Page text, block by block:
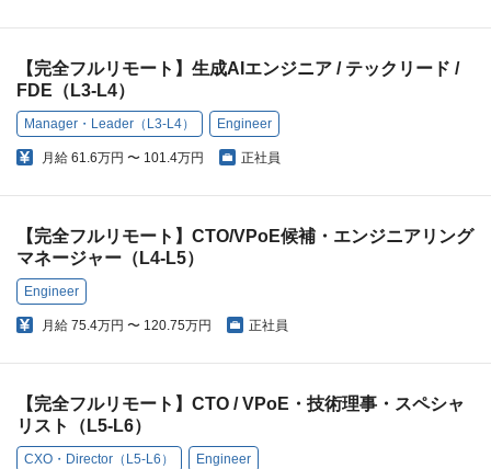
【完全フルリモート】生成AIエンジニア / テックリード /
FDE（L3-L4）
Manager・Leader（L3-L4） Engineer
月給 61.6万円 〜 101.4万円 正社員
【完全フルリモート】CTO/VPoE候補・エンジニアリング
マネージャー（L4-L5）
Engineer
月給 75.4万円 〜 120.75万円 正社員
【完全フルリモート】CTO / VPoE・技術理事・スペシャ
リスト（L5-L6）
CXO・Director（L5-L6） Engineer